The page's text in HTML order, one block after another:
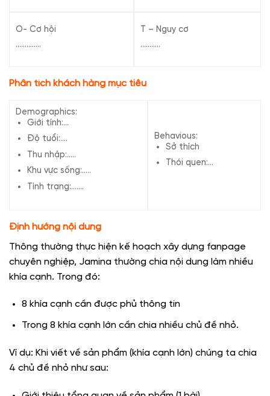
O- Cơ hội
…………..
T – Nguy cơ
………..
Phân tích khách hàng mục tiêu
Demographics:
Giới tính:…
Độ tuổi:….
Thu nhập:…..
Khu vực sống:…..
Tình trạng:…….
Behavious:
Sở thích
Thói quen:…
Định hướng nội dung
Thông thường thực hiện kế hoạch xây dựng fanpage
chuyên nghiệp, Jamina thường chia nội dung làm nhiều
khía cạnh. Trong đó:
8 khía cạnh cần được phủ thông tin
Trong 8 khía cạnh lớn cần chia nhiều chủ đề nhỏ.
Ví dụ: Khi viết về sản phẩm (khía cạnh lớn) chúng ta chia
4 chủ đề nhỏ như sau: